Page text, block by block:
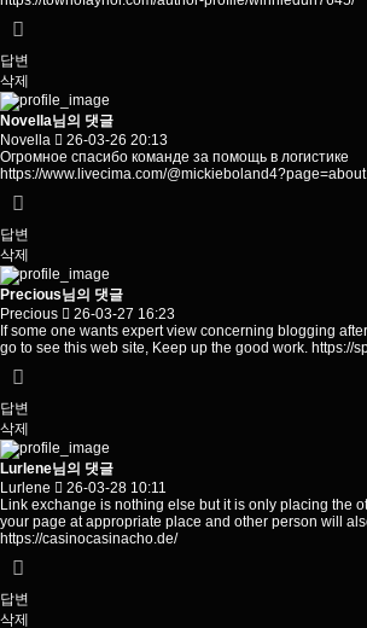
답변
삭제
Novella님의 댓글
Novella
26-03-26 20:13
Огромное спасибо команде за помощь в логистике
https://www.livecima.com/@mickieboland4?page=about
답변
삭제
Precious님의 댓글
Precious
26-03-27 16:23
If some one wants expert view concerning blogging
go to see this web site, Keep up the good work. https://
답변
삭제
Lurlene님의 댓글
Lurlene
26-03-28 10:11
Link exchange is nothing else but it is only placing the
your page at appropriate place and other person will
https://casinocasinacho.de/
답변
삭제